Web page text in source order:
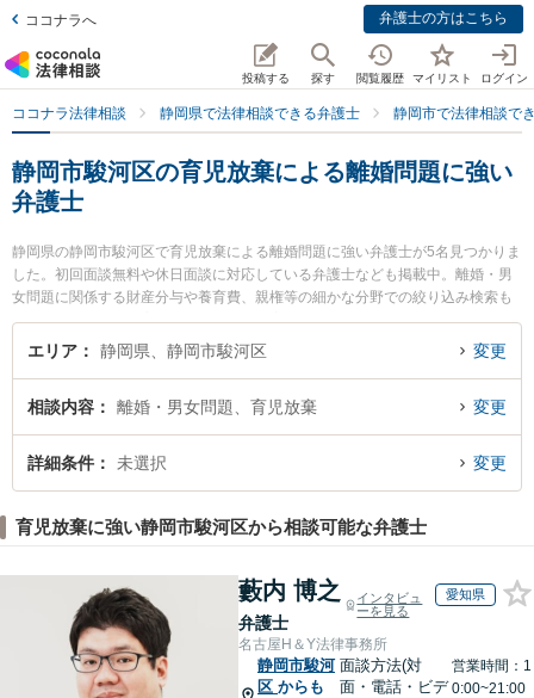
ココナラへ 弁護士の方はこちら
投稿する 探す 閲覧履歴 マイリスト ログイン
ココナラ法律相談 静岡県で法律相談できる弁護士 静岡市で法律相談で
静岡市駿河区の育児放棄による離婚問題に強い
弁護士
静岡県の静岡市駿河区で育児放棄による離婚問題に強い弁護士が5名見つかりま
した。初回面談無料や休日面談に対応している弁護士なども掲載中。離婚・男
女問題に関係する財産分与や養育費、親権等の細かな分野での絞り込み検索も
でき便利です。特に増田靖法律事務所の増田 靖弁護士や林総合法律事務所の林
克樹弁護士、あおば法律事務所の下大澤 健弁護士のプロフィール情報や弁護士
棄による離婚問題のトラブル解決の実績豊富な近くの弁護士を検索したい』
『初回相談無料で育児放棄による離婚問題を法律相談できる静岡市駿河区内の
弁護士に相談予約したい』などでお困りの相談者さんにおすすめです。
エリア 静岡県、静岡市駿河区 変更
相談内容 離婚・男女問題、育児放棄 変更
詳細条件 未選択 変更
育児放棄に強い静岡市駿河区から相談可能な弁護士
藪内 博之
弁護士
インタビュ
ーを見る
愛知県
名古屋H＆Y法律事務所
静岡市駿河
区 からも
面談方法(対
面・電話・ビデ
営業時間：1
0:00~21:00